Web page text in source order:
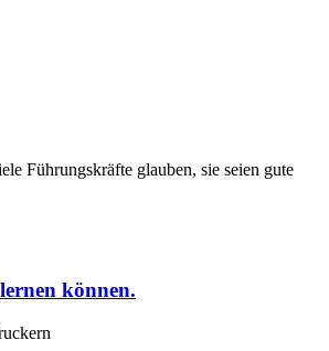
Führungskräfte glauben, sie seien gute
können.